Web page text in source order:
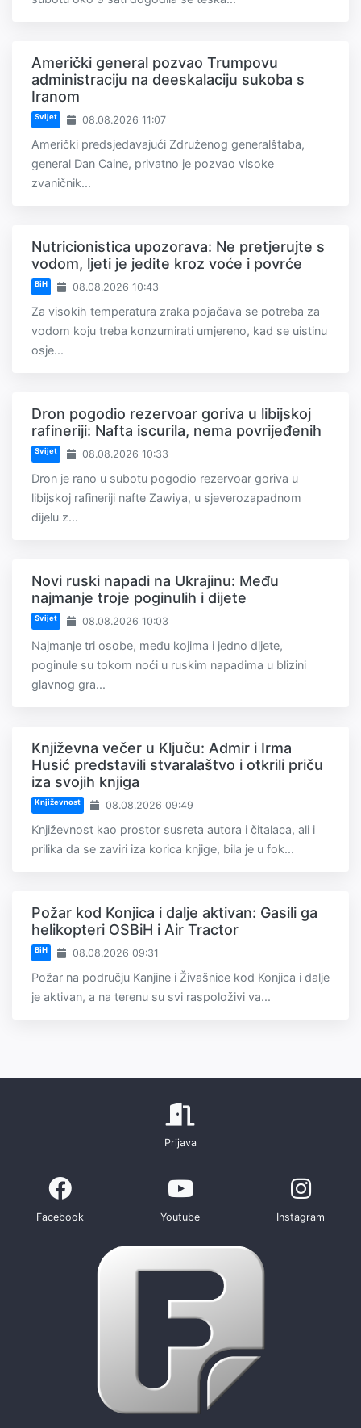
Američki general pozvao Trumpovu
administraciju na deeskalaciju sukoba s
Iranom
Svijet 08.08.2026 11:07
Američki predsjedavajući Združenog generalštaba,
general Dan Caine, privatno je pozvao visoke
zvaničnik...
Nutricionistica upozorava: Ne pretjerujte s
vodom, ljeti je jedite kroz voće i povrće
BiH 08.08.2026 10:43
Za visokih temperatura zraka pojačava se potreba za
vodom koju treba konzumirati umjereno, kad se uistinu
osje...
Dron pogodio rezervoar goriva u libijskoj
rafineriji: Nafta iscurila, nema povrijeđenih
Svijet 08.08.2026 10:33
Dron je rano u subotu pogodio rezervoar goriva u
libijskoj rafineriji nafte Zawiya, u sjeverozapadnom
dijelu z...
Novi ruski napadi na Ukrajinu: Među
najmanje troje poginulih i dijete
Svijet 08.08.2026 10:03
Najmanje tri osobe, među kojima i jedno dijete,
poginule su tokom noći u ruskim napadima u blizini
glavnog gra...
Književna večer u Ključu: Admir i Irma
Husić predstavili stvaralaštvo i otkrili priču
iza svojih knjiga
Književnost 08.08.2026 09:49
Književnost kao prostor susreta autora i čitalaca, ali i
prilika da se zaviri iza korica knjige, bila je u fok...
Požar kod Konjica i dalje aktivan: Gasili ga
helikopteri OSBiH i Air Tractor
BiH 08.08.2026 09:31
Požar na području Kanjine i Živašnice kod Konjica i dalje
je aktivan, a na terenu su svi raspoloživi va...
Prijava
Facebook Youtube Instagram